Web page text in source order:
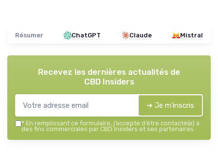
Résumer ChatGPT Claude Mistral
Recevez les dernières actualités de
CBD Insiders
➔ Je m'inscris
* En remplissant ce formulaire, j’accepte d’être contacté(e) à
des fins commerciales par CBD Insiders et ses partenaires.